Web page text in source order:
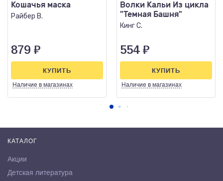
Кошачья маска
Райбер В.
879 ₽
Наличие в магазинах
КУПИТЬ
Волки Кальи Из цикла
"Темная Башня"
Кинг С.
554 ₽
Наличие в магазинах
КУПИТЬ
КАТАЛОГ
Акции
Детская литература